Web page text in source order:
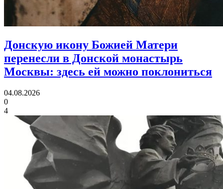
Донскую икону Божией Матери
перенесли в Донской монастырь
Москвы: здесь ей можно поклониться
04.08.2026
0
4